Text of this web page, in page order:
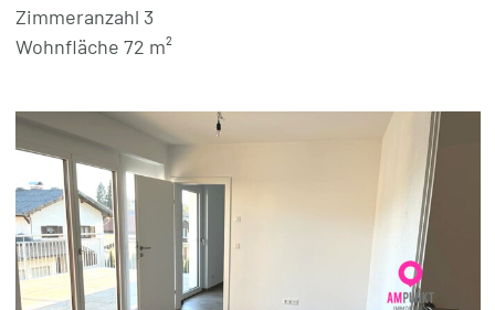
Zimmeranzahl 3
Wohnfläche 72 m²